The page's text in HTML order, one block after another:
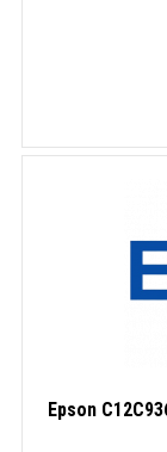
Epson